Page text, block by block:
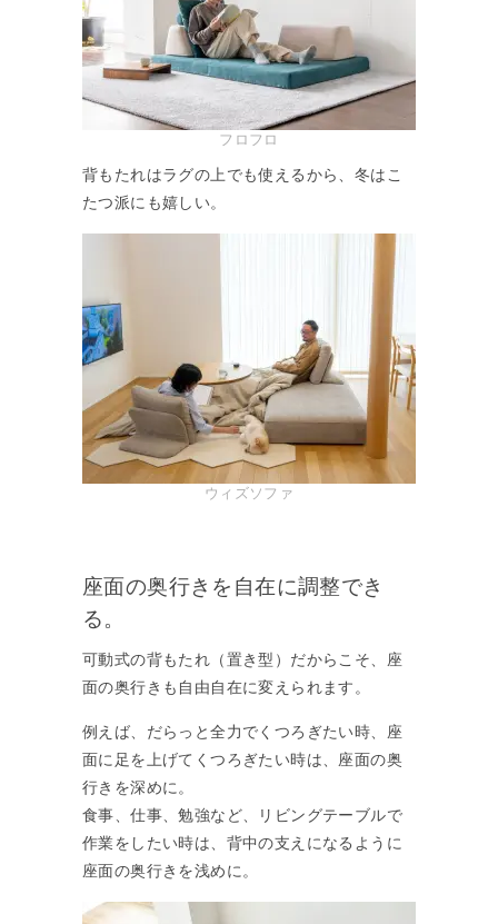
フロフロ
背もたれはラグの上でも使えるから、冬はこ
たつ派にも嬉しい。
ウィズソファ
座面の奥行きを自在に調整でき
る。
可動式の背もたれ（置き型）だからこそ、座
面の奥行きも自由自在に変えられます。
例えば、だらっと全力でくつろぎたい時、座
面に足を上げてくつろぎたい時は、座面の奥
行きを深めに。
食事、仕事、勉強など、リビングテーブルで
作業をしたい時は、背中の支えになるように
座面の奥行きを浅めに。